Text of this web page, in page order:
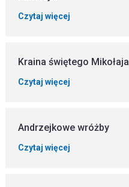
Czytaj więcej
Kraina świętego Mikołaja
Czytaj więcej
Andrzejkowe wróżby
Czytaj więcej